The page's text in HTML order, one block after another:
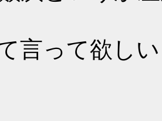
言って欲しい